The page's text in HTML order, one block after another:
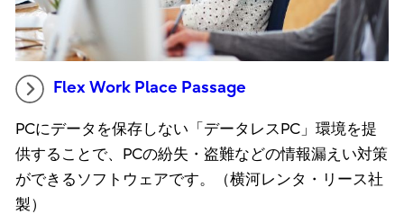
Flex Work Place Passage
PCにデータを保存しない「データレスPC」環境を提
供することで、PCの紛失・盗難などの情報漏えい対策
ができるソフトウェアです。（横河レンタ・リース社
製）